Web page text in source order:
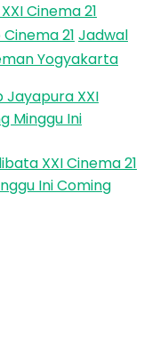
Cinema 21
21 Jadwal
Yogyakarta
Jayapura XXI
Minggu Ini
XXI Cinema 21
Ini Coming